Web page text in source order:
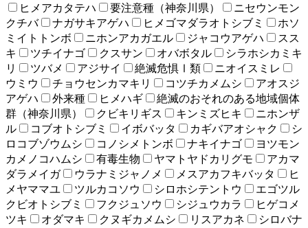
ヒメアカタテハ
要注意種（神奈川県）
ニセウンモン
クチバ
ナガサキアゲハ ヒメゴマダラオトシブミ
ホソ
ミイトトンボ
ニホンアカガエル ジャコウアゲハ
スス
キ
ツチイナゴ クスサン オバボタル
シラホシカミキ
リ
ツバメ アジサイ 絶滅危惧Ⅰ類
ニオイスミレ
ウミウ
チョウセンカマキリ コツチカメムシ
アオスジ
アゲハ
外来種 ヒメハギ
絶滅のおそれのある地域個体
群（神奈川県）
クビキリギス キンミズヒキ
ニホンザ
ル
コブオトシブミ イボバッタ カギバアオシャク
シ
ロコブゾウムシ
コノシメトンボ ナキイナゴ
ヨツモン
カメノコハムシ
有毒生物 ヤマトヤドカリグモ
アカマ
ダラメイガ
ウラナミジャノメ メスアカフキバッタ
ヒ
メヤママユ
ツルカコソウ シロホシテントウ
エゴツル
クビオトシブミ
フクジュソウ シジュウカラ
ヒゲコメ
ツキ
オダマキ クヌギカメムシ リスアカネ
シロバナ